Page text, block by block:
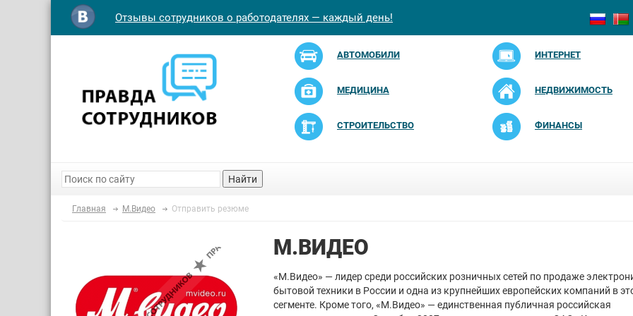
Отзывы сотрудников о работодателях — каждый день!
АВТОМОБИЛИ ИНТЕРНЕТ
МЕДИЦИНА НЕДВИЖИМОСТЬ
СТРОИТЕЛЬСТВО ФИНАНСЫ
Найти
Главная М.Видео Отправить резюме
М.ВИДЕО
«М.Видео» — лидер среди российских розничных сетей по продаже
бытовой техники в России и одна из крупнейших европейских компаний в
сегменте. Кроме того, «М.Видео» — единственная публичная российская